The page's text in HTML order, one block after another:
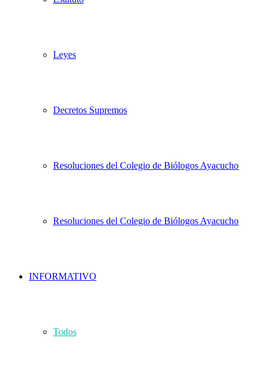
Leyes
Decretos Supremos
Resoluciones del Colegio de Biólogos Ayacucho
Resoluciones del Colegio de Biólogos Ayacucho
INFORMATIVO
Todos